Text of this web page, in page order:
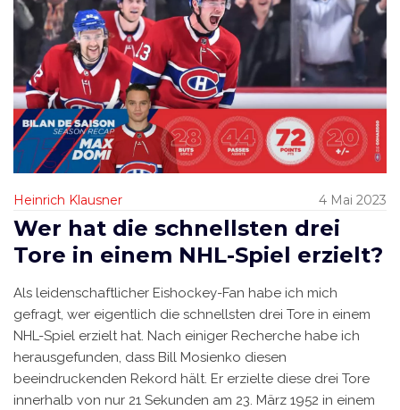
Heinrich Klausner 4 Mai 2023
Wer hat die schnellsten drei
Tore in einem NHL-Spiel erzielt?
Als leidenschaftlicher Eishockey-Fan habe ich mich
gefragt, wer eigentlich die schnellsten drei Tore in einem
NHL-Spiel erzielt hat. Nach einiger Recherche habe ich
herausgefunden, dass Bill Mosienko diesen
beeindruckenden Rekord hält. Er erzielte diese drei Tore
innerhalb von nur 21 Sekunden am 23. März 1952 in einem